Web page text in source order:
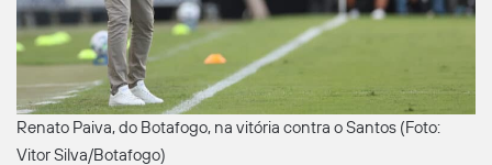
Renato Paiva, do Botafogo, na vitória contra o Santos (Foto:
Vitor Silva/Botafogo)